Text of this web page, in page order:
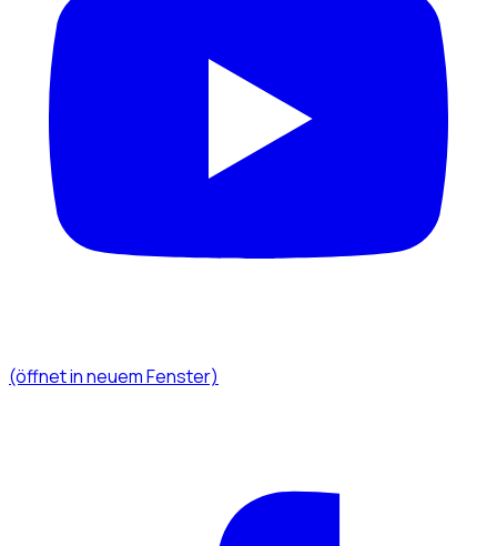
(öffnet in neuem Fenster)